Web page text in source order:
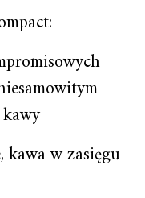
kawa w zasięgu